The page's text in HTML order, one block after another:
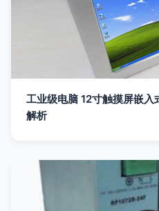
工业级电脑 12寸触摸屏嵌
解析